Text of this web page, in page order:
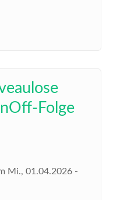
Folge
Mi., 01.04.2026 -